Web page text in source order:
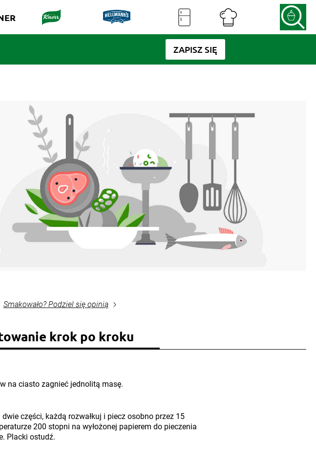
ZAPISZ SIĘ
Smakowało? Podziel się opinią
krok po kroku
na ciasto zagnieć jednolitą masę.
części, każdą rozwałkuj i piecz osobno przez 15
200 stopni na wyłożonej papierem do pieczenia
Placki ostudź.